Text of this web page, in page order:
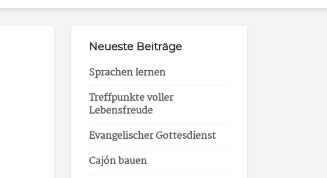
Neueste Beiträge
Sprachen lernen
Treffpunkte voller
Lebensfreude
Evangelischer Gottesdienst
Cajón bauen